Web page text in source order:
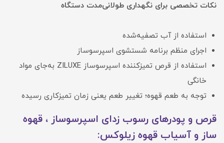
نکات تخصصی برای نگهداری طولانی‌مدت دستگاه
استفاده از آب تصفیه‌شده
اجرای منظم برنامه شستشوی اسپرسوساز
استفاده از قرص تمیزکننده اسپرسوساز ZILUXE به‌جای مواد
خانگی
توجه به طعم قهوه؛ تغییر طعم یعنی زمان تمیزکاری رسیده
قرص و پودرهای رسوب زدای اسپرسوساز ، قهوه
ساز و آسیاب قهوه زیلوکس: